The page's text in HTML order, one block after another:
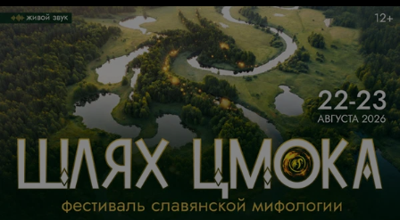
усовершенствования навыков.Советы и литература
помогли,спасибо)Правда,всем советую!